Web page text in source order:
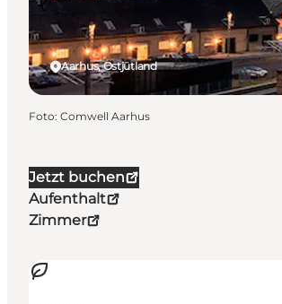
Jetzt buchen
Aufenthalt
Zimmer
Aarhus, Ostjütland
Foto: Comwell Aarhus